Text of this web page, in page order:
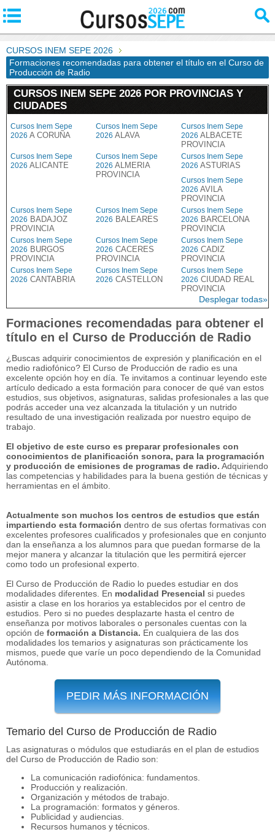
CURSOS INEM SEPE 2026
Formaciones recomendadas para obtener el título en el Curso de
Producción de Radio
CURSOS INEM SEPE 2026 POR PROVINCIAS Y
CIUDADES
Cursos Inem Sepe
2026 A CORUÑA
Cursos Inem Sepe
2026 ALAVA
Cursos Inem Sepe
2026 ALBACETE
PROVINCIA
Cursos Inem Sepe
2026 ALICANTE
Cursos Inem Sepe
2026 ALMERIA
PROVINCIA
Cursos Inem Sepe
2026 ASTURIAS
Cursos Inem Sepe
2026 AVILA
PROVINCIA
Cursos Inem Sepe
2026 BADAJOZ
PROVINCIA
Cursos Inem Sepe
2026 BALEARES
Cursos Inem Sepe
2026 BARCELONA
PROVINCIA
Cursos Inem Sepe
2026 BURGOS
PROVINCIA
Cursos Inem Sepe
2026 CACERES
PROVINCIA
Cursos Inem Sepe
2026 CADIZ
PROVINCIA
Cursos Inem Sepe
2026 CANTABRIA
Cursos Inem Sepe
2026 CASTELLON
Cursos Inem Sepe
2026 CIUDAD REAL
PROVINCIA
Desplegar todas»
Formaciones recomendadas para obtener el
título en el Curso de Producción de Radio
¿Buscas adquirir conocimientos de expresión y planificación en el
medio radiofónico? El Curso de Producción de radio es una
excelente opción hoy en día. Te invitamos a continuar leyendo este
artículo dedicado a esta formación para conocer de qué van estos
estudios, sus objetivos, asignaturas, salidas profesionales a las que
podrás acceder una vez alcanzada la titulación y un nutrido
resultado de una investigación realizada por nuestro equipo de
trabajo.
El objetivo de este curso es preparar profesionales con
conocimientos de planificación sonora, para la programación
y producción de emisiones de programas de radio. Adquiriendo
las competencias y habilidades para la buena gestión de técnicas y
herramientas en el ámbito.
Actualmente son muchos los centros de estudios que están
impartiendo esta formación dentro de sus ofertas formativas con
excelentes profesores cualificados y profesionales que en conjunto
dan la enseñanza a los alumnos para que puedan formarse de la
mejor manera y alcanzar la titulación que les permitirá ejercer
como todo un profesional experto.
El Curso de Producción de Radio lo puedes estudiar en dos
modalidades diferentes. En modalidad Presencial si puedes
asistir a clase en los horarios ya establecidos por el centro de
estudios. Pero si no puedes desplazarte hasta el centro de
enseñanza por motivos laborales o personales cuentas con la
opción de formación a Distancia. En cualquiera de las dos
modalidades los temarios y asignaturas son prácticamente los
mismos, puede que varíe un poco dependiendo de la Comunidad
Autónoma.
PEDIR MÁS INFORMACIÓN
Temario del Curso de Producción de Radio
Las asignaturas o módulos que estudiarás en el plan de estudios
del Curso de Producción de Radio son:
La comunicación radiofónica: fundamentos.
Producción y realización.
Organización y métodos de trabajo.
La programación: formatos y géneros.
Publicidad y audiencias.
Recursos humanos y técnicos.